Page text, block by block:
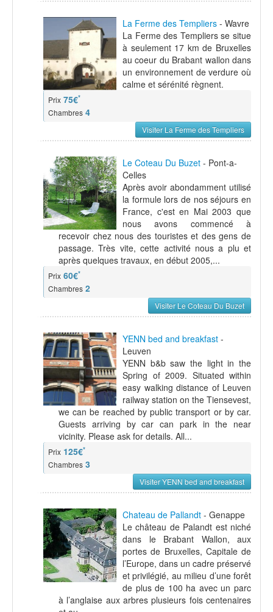
La Ferme des Templiers - Wavre
La Ferme des Templiers se situe
à seulement 17 km de Bruxelles
au coeur du Brabant wallon dans
un environnement de verdure où
calme et sérénité règnent.
Prix 75€*
Chambres 4
Visiter La Ferme des Templiers
Le Coteau Du Buzet - Pont-a-
Celles
Après avoir abondamment utilisé
la formule lors de nos séjours en
France, c'est en Mai 2003 que
nous avons commencé à
recevoir chez nous des touristes et des gens de
passage. Très vite, cette activité nous a plu et
après quelques travaux, en début 2005,...
Prix 60€*
Chambres 2
Visiter Le Coteau Du Buzet
YENN bed and breakfast -
Leuven
YENN b&b saw the light in the
Spring of 2009. Situated within
easy walking distance of Leuven
railway station on the Tiensevest,
we can be reached by public transport or by car.
Guests arriving by car can park in the near
vicinity. Please ask for details. All...
Prix 125€*
Chambres 3
Visiter YENN bed and breakfast
Chateau de Pallandt - Genappe
Le château de Palandt est niché
dans le Brabant Wallon, aux
portes de Bruxelles, Capitale de
l’Europe, dans un cadre préservé
et privilégié, au milieu d’une forêt
de plus de 100 ha avec un parc
à l’anglaise aux arbres plusieurs fois centenaires